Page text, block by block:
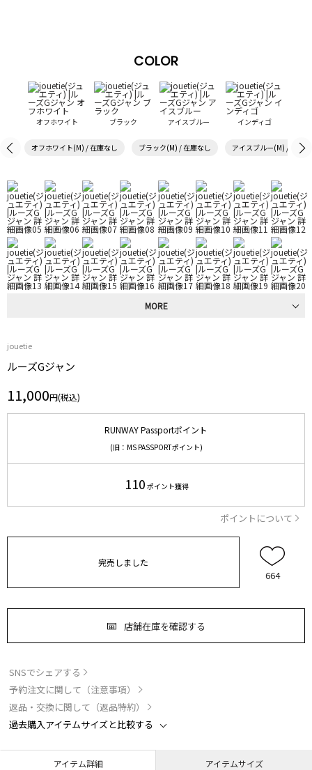
COLOR
オフホワイト ブラック アイスブルー インディゴ
オフホワイト(M) / 在庫なし ブラック(M) / 在庫なし アイスブルー(M) / 在庫
MORE
jouetie
ルーズGジャン
11,000円(税込)
RUNWAY Passportポイント
(旧：MS PASSPORTポイント)
110 ポイント獲得
ポイントについて
完売しました
664
店舗在庫を確認する
SNSでシェアする
予約注文に関して（注意事項）
返品・交換に関して（返品特約）
過去購入アイテムサイズと比較する
アイテム詳細 アイテムサイズ